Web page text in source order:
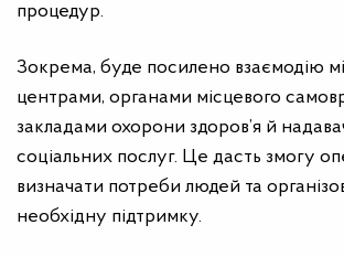
процедур.
Зокрема, буде посилено взаємодію
центрами, органами місцевого
закладами охорони здоров’я й
соціальних послуг. Це дасть змогу
визначати потреби людей та
необхідну підтримку.